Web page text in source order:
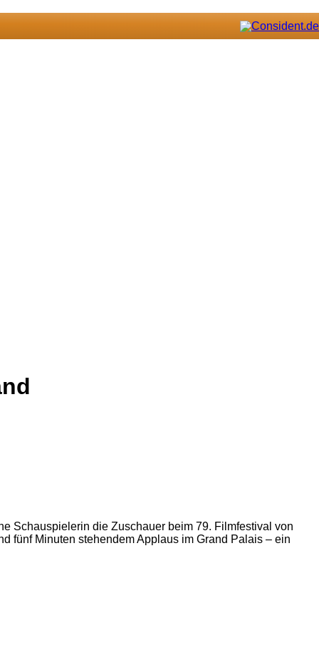
Schauspielerin die Zuschauer beim 79. Filmfestival von
fünf Minuten stehendem Applaus im Grand Palais – ein